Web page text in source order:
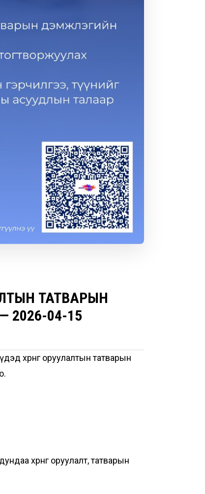
ТАТВАРЫН
04-15
хөрөнгө оруулалтын татварын
хөрөнгө оруулалт, татварын